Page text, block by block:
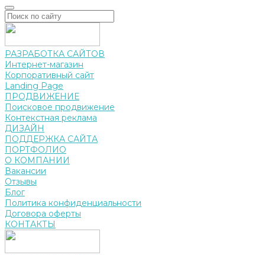
РАЗРАБОТКА САЙТОВ
Интернет-магазин
Корпоративный сайт
Landing Page
ПРОДВИЖЕНИЕ
Поисковое продвижение
Контекстная реклама
ДИЗАЙН
ПОДДЕРЖКА САЙТА
ПОРТФОЛИО
О КОМПАНИИ
Вакансии
Отзывы
Блог
Политика конфиденциальности
Договора оферты
КОНТАКТЫ